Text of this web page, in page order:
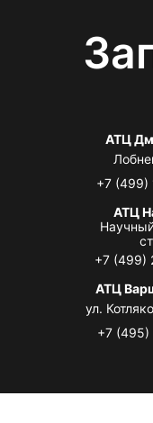
АТЦ
+7 (499)
АТЦ
+7 (499)
АТЦ
ул.
+7 (495)